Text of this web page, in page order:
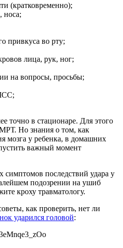
(кратковременно);
носа;
привкуса во рту;
лица, рук, ног;
на вопросы, просьбы;
точно в стационаре. Для этого
Но знания о том, как
мозга у ребенка, в домашних
важный момент
последствий удара у
подозрении на ушиб
кроху травматологу.
как проверить, нет ли
ударился головой: